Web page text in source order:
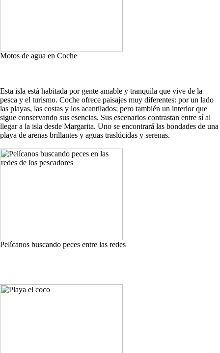
Motos de agua en Coche
Esta isla está habitada por gente amable y tranquila que vive de la
pesca y el turismo. Coche ofrece paisajes muy diferentes: por un lado
las playas, las costas y los acantilados; pero también un interior que
sigue conservando sus esencias. Sus escenarios contrastan entre sí al
llegar a la isla desde Margarita. Uno se encontrará las bondades de una
playa de arenas brillantes y aguas traslúcidas y serenas.
Pelícanos buscando peces entre las redes